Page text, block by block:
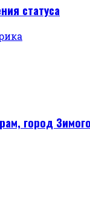
статуса
город